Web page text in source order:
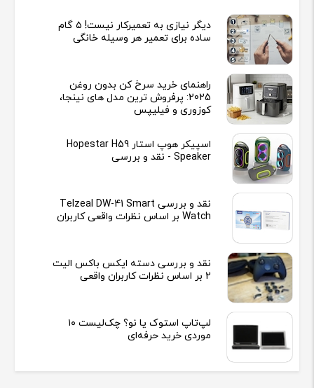
دیگر نیازی به تعمیرکار نیست! ۵ گام
ساده برای تعمیر هر وسیله خانگی
راهنمای خرید سرخ کن بدون روغن
2025: پرفروش ترین مدل های نینجا،
کوزوری و فیلیپس
اسپیکر هوپ استار Hopestar H59
Speaker - نقد و بررسی
نقد و بررسی Telzeal DW-41 Smart
Watch بر اساس نظرات واقعی کاربران
نقد و بررسی دسته ایکس باکس الیت
2 بر اساس نظرات کاربران واقعی
لپ‌تاپ استوک یا نو؟ چک‌لیست ۱۰
موردی خرید حرفه‌ای